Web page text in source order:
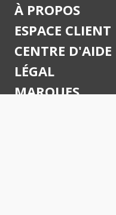
À PROPOS
ESPACE CLIENT
CENTRE D'AIDE
LÉGAL
MARQUES